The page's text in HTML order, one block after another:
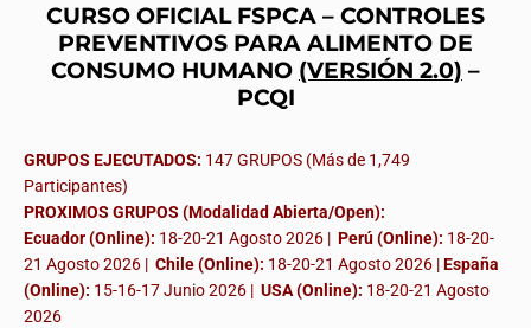
CURSO OFICIAL FSPCA – CONTROLES
PREVENTIVOS PARA ALIMENTO DE
CONSUMO HUMANO (VERSIÓN 2.0) –
PCQI
GRUPOS EJECUTADOS: 147 GRUPOS (Más de 1,749
Participantes)
PROXIMOS GRUPOS (Modalidad Abierta/Open):
Ecuador (Online): 18-20-21 Agosto 2026 | Perú (Online): 18-20-
21 Agosto 2026 | Chile (Online): 18-20-21 Agosto 2026 |España
(Online): 15-16-17 Junio 2026 | USA (Online): 18-20-21 Agosto
2026